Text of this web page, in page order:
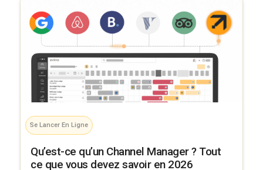
Se Lancer En Ligne
Qu’est-ce qu’un Channel Manager ? Tout
ce que vous devez savoir en 2026